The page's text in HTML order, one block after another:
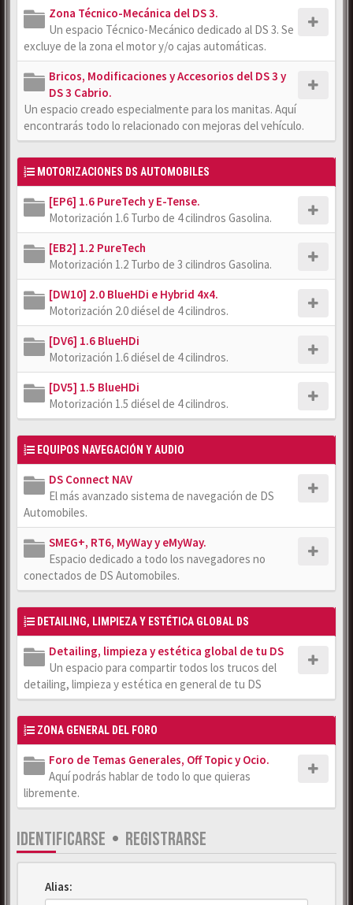
Zona Técnico-Mecánica del DS 3.
Un espacio Técnico-Mecánico dedicado al DS 3. Se
excluye de la zona el motor y/o cajas automáticas.
Bricos, Modificaciones y Accesorios del DS 3 y
DS 3 Cabrio.
Un espacio creado especialmente para los manitas. Aquí
encontrarás todo lo relacionado con mejoras del vehículo.
MOTORIZACIONES DS AUTOMOBILES
[EP6] 1.6 PureTech y E-Tense.
Motorización 1.6 Turbo de 4 cilindros Gasolina.
[EB2] 1.2 PureTech
Motorización 1.2 Turbo de 3 cilindros Gasolina.
[DW10] 2.0 BlueHDi e Hybrid 4x4.
Motorización 2.0 diésel de 4 cilindros.
[DV6] 1.6 BlueHDi
Motorización 1.6 diésel de 4 cilindros.
[DV5] 1.5 BlueHDi
Motorización 1.5 diésel de 4 cilindros.
EQUIPOS NAVEGACIÓN Y AUDIO
DS Connect NAV
El más avanzado sistema de navegación de DS
Automobiles.
SMEG+, RT6, MyWay y eMyWay.
Espacio dedicado a todo los navegadores no
conectados de DS Automobiles.
DETAILING, LIMPIEZA Y ESTÉTICA GLOBAL DS
Detailing, limpieza y estética global de tu DS
Un espacio para compartir todos los trucos del
detailing, limpieza y estética en general de tu DS
ZONA GENERAL DEL FORO
Foro de Temas Generales, Off Topic y Ocio.
Aquí podrás hablar de todo lo que quieras
libremente.
IDENTIFICARSE • REGISTRARSE
Alias: